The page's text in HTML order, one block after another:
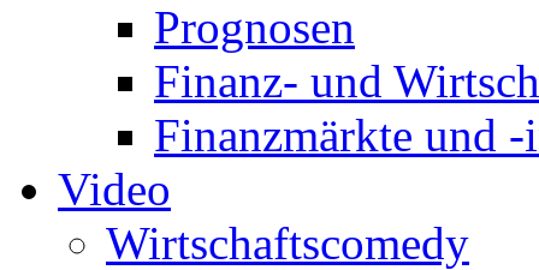
Prognosen
Finanz- und
Finanzmärkte und
Video
Wirtschaftscomedy